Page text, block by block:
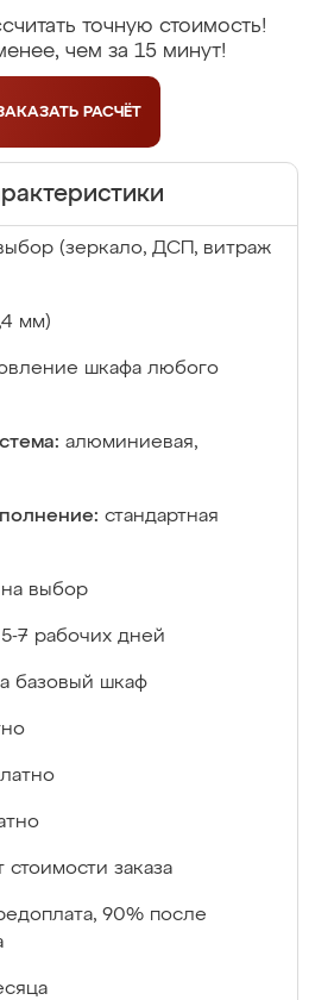
точную стоимость!
чем за 15 минут!
РАСЧЁТ
(зеркало, ДСП, витраж
мм)
шкафа любого
алюминиевая,
стандартная
на выбор
5-7 рабочих дней
базовый шкаф
стоимости заказа
90% после